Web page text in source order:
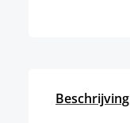
Beschrijving